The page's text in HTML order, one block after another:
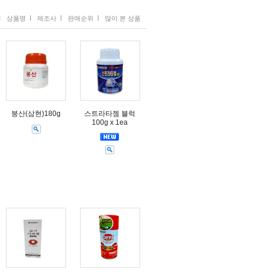
상품명 제조사 판매순위 많이 본 상품
붕산(삼현)180g
스트라타젬 블럭
100g x 1ea